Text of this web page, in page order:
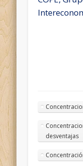
desventajas